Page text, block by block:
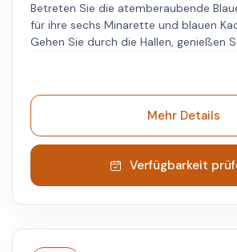
Betreten Sie die atemberaubende
für ihre sechs Minarette und blauen
Gehen Sie durch die Hallen, genießen
Kunstwerke. Verpassen Sie nicht die
Gebetshalle und die beeindruckende
Nächstes besuchen Sie den
und erhalten einen Einblick in das Leben
osmanischen Sultane mit ihren mit
geschmückten Schwertern und alten
Schlendern Sie durch die Gärten,
und erfahren Sie mehr über das Leben
Mehr Details
Verfügbarkeit